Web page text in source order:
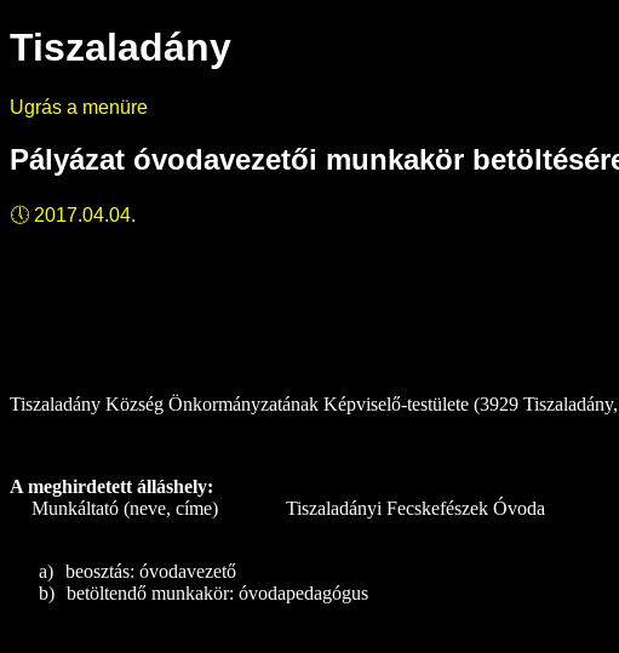
Tiszaladány
Ugrás a menüre
Pályázat óvodavezetői munkakör
🕔 2017.04.04.
Tiszaladány Község Önkormányzatának Képviselő-testülete (3929
A meghirdetett álláshely:
Munkáltató (neve, címe) Tiszaladányi Fecskefészek Óvoda
a) beosztás: óvodavezető
b) betöltendő munkakör: óvodapedagógus